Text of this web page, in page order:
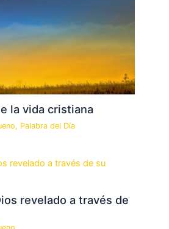
la vida cristiana
, Palabra del Día
revelado a través de